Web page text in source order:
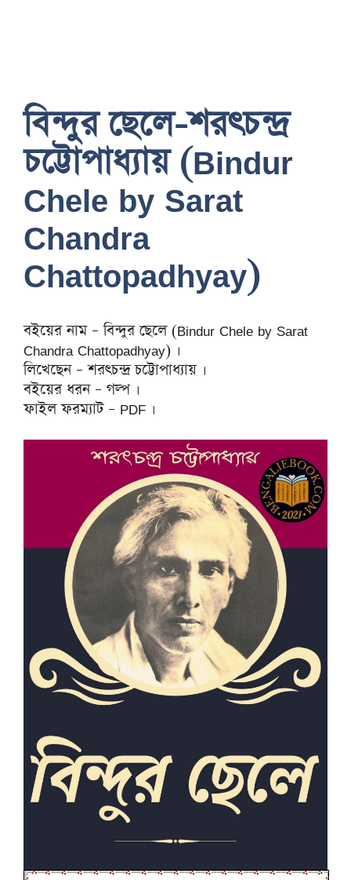
বিন্দুর ছেলে-শরৎচন্দ্র
চট্টোপাধ্যায় (Bindur
Chele by Sarat
Chandra
Chattopadhyay)
বইয়ের নাম – বিন্দুর ছেলে (Bindur Chele by Sarat
Chandra Chattopadhyay) ।
লিখেছেন – শরৎচন্দ্র চট্টোপাধ্যায় ।
বইয়ের ধরন – গল্প ।
ফাইল ফরম্যাট – PDF ।